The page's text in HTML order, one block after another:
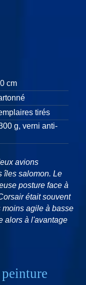
cm
tirés
g, verni anti-
avions
îles salomon. Le
posture face à
était souvent
agile à basse
alors à l'avantage